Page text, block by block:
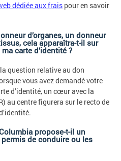
dédiée aux frais pour en savoir
d’organes, un donneur
cela apparaîtra-t-il sur
carte d’identité ?
question relative au don
vous avez demandé votre
d’identité, un cœur avec la
au centre figurera sur le recto de
propose-t-il un
de conduire ou les